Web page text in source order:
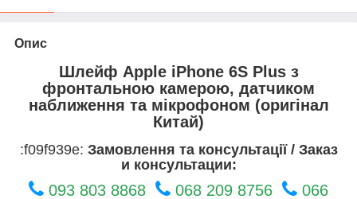
Опис
Шлейф Apple iPhone 6S Plus з
фронтальною камерою, датчиком
наближення та мікрофоном (оригінал
Китай)
:f09f939e: Замовлення та консультації / Заказ
и консультации:
093 803 8868 068 209 8756
066